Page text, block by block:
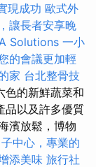
現成功 歐式外
讓長者安享晚
Solutions 一小
的會議更加輕
家 台北整骨技
色的新鮮蔬菜和
品以及許多優質
濱放鬆，博物
中心，專業的
添美味 旅行社